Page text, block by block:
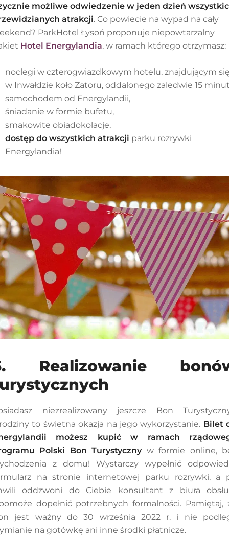
możliwe odwiedzenie w jeden dzień
atrakcji. Co powiecie na wypad na cały
ParkHotel Łysoń proponuje niepowtarzalny
Hotel Energylandia, w ramach którego otrzymasz:
noclegi w czterogwiazdkowym hotelu, znajdującym
w Inwałdzie koło Zatoru, oddalonego zaledwie 15
samochodem od Energylandii,
śniadanie w formie bufetu,
smakowite obiadokolacje,
dostęp do wszystkich atrakcji parku rozrywki
Energylandia!
Realizowanie
niezrealizowany jeszcze Bon
to świetna okazja na jego wykorzystanie. Bilet
możesz kupić w ramach
Polski Bon Turystycznyw formie online,
z domu! Wystarczy wypełnić
na stronie internetowej parku rozrywki, a
oddzwoni do Ciebie konsultant z biura
dopełnić potrzebnych formalności. Pamiętaj,
jest ważny do 30 września 2022 r. i nie
na gotówkę ani inne środki płatnicze.